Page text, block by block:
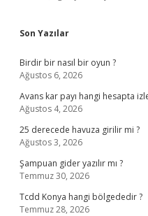
Son Yazılar
Birdir bir nasıl bir oyun ?
Ağustos 6, 2026
Avans kar payı hangi hesapta
Ağustos 4, 2026
25 derecede havuza girilir mi ?
Ağustos 3, 2026
Şampuan gider yazılır mı ?
Temmuz 30, 2026
Tcdd Konya hangi bölgededir ?
Temmuz 28, 2026